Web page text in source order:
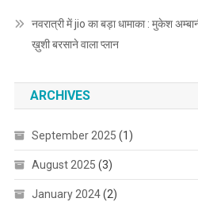
नवरात्री में jio का बड़ा धामाका : मुकेश
ख़ुशी बरसाने वाला प्लान
ARCHIVES
September 2025 (1)
August 2025 (3)
January 2024(2)